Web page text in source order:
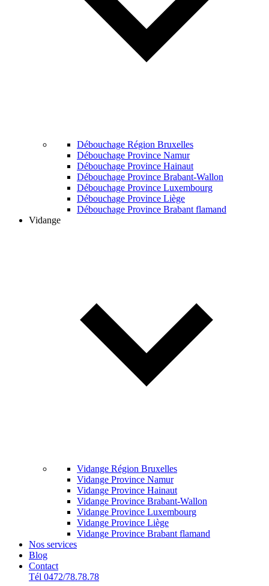
Débouchage Région Bruxelles
Débouchage Province Namur
Débouchage Province Hainaut
Débouchage Province Brabant-Wallon
Débouchage Province Luxembourg
Débouchage Province Liège
Débouchage Province Brabant flamand
Vidange
Vidange Région Bruxelles
Vidange Province Namur
Vidange Province Hainaut
Vidange Province Brabant-Wallon
Vidange Province Luxembourg
Vidange Province Liège
Vidange Province Brabant flamand
Nos services
Blog
Contact
Tél 0472/78.78.78